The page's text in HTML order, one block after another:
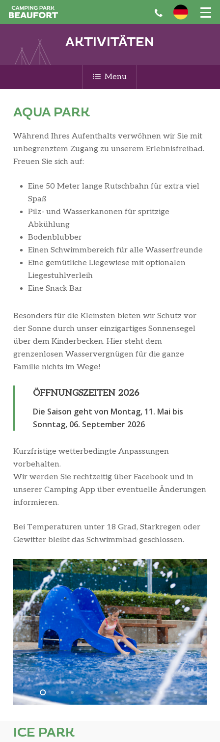
Skip
AKTIVITÄTEN
Menu
AQUA PARK
Während Ihres Aufenthalts verwöhnen wir Sie mit
unbegrenztem Zugang zu unserem Erlebnisfreibad.
Freuen Sie sich auf:
Eine 50 Meter lange Rutschbahn für extra viel
Spaß
Pilz- und Wasserkanonen für spritzige
Abkühlung
Bodenblubber
Einen Schwimmbereich für alle Wasserfreunde
Eine gemütliche Liegewiese mit optionalen
Liegestuhlverleih
Eine Snack Bar
Besonders für die Kleinsten bieten wir Schutz vor
der Sonne durch unser einzigartiges Sonnensegel
über dem Kinderbecken. Hier steht dem
grenzenlosen Wasservergnügen für die ganze
Familie nichts im Wege!
ÖFFNUNGSZEITEN 2026
Die Saison geht von Montag, 11. Mai bis
Sonntag, 06. September 2026
Kurzfristige wetterbedingte Anpassungen
vorbehalten.
Wir werden Sie rechtzeitig über Facebook und in
unserer Camping App über eventuelle Änderungen
informieren.
Bei Temperaturen unter 18 Grad, Starkregen oder
Gewitter bleibt das Schwimmbad geschlossen.
ICE PARK